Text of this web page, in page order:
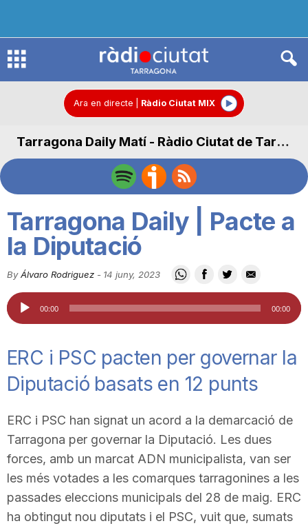
R
d
C
i
u
a
t
Ara en directe Ràdio Ciutat MIX
Tarragona Daily Matí - Ràdio Ciutat de Tarragona
Tarragona Daily | Pacte a
la Diputació
By Álvaro Rodriguez - 14 juny, 2023
Reproductor
d'àudio
00:00 00:00
ERC i PSC pacten per governar la
Diputació basats en 12 punts
ERC i PSC han signat un acord a la demarcació de
Tarragona per governar la Diputació. Les dues
forces, amb un marcat ADN municipalista, van ser
les més votades a les comarques tarragonines a les
passades eleccions municipals del 28 de maig. ERC
ha obtingut nou diputats i el PSC, vuit que, sumats